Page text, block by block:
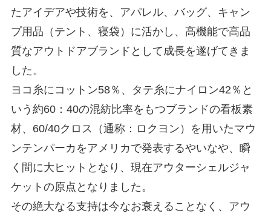
たアイデアや技術を、アパレル、バッグ、キャン
プ用品（テント、寝袋）に活かし、高機能で高品
質なアウトドアブランドとして成長を遂げてきま
した。
ヨコ糸にコットン58％、タテ糸にナイロン42％と
いう約60：40の混紡比率をもつブランドの看板素
材、60/40クロス（通称：ロクヨン）を用いたマウ
ンテンパーカをアメリカで発表するやいなや、瞬
く間に大ヒットとなり、現在アウターシェルジャ
ケットの原点となりました。
その絶大なる支持は今なお衰えることなく、アウ